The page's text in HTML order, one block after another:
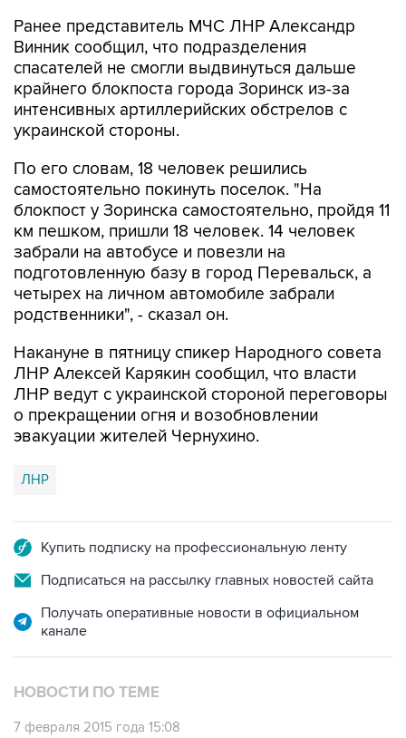
Ранее представитель МЧС ЛНР Александр
Винник сообщил, что подразделения
спасателей не смогли выдвинуться дальше
крайнего блокпоста города Зоринск из-за
интенсивных артиллерийских обстрелов с
украинской стороны.
По его словам, 18 человек решились
самостоятельно покинуть поселок. "На
блокпост у Зоринска самостоятельно, пройдя 11
км пешком, пришли 18 человек. 14 человек
забрали на автобусе и повезли на
подготовленную базу в город Перевальск, а
четырех на личном автомобиле забрали
родственники", - сказал он.
Накануне в пятницу спикер Народного совета
ЛНР Алексей Карякин сообщил, что власти
ЛНР ведут с украинской стороной переговоры
о прекращении огня и возобновлении
эвакуации жителей Чернухино.
ЛНР
Купить подписку на профессиональную ленту
Подписаться на рассылку главных новостей сайта
Получать оперативные новости в официальном
канале
НОВОСТИ ПО ТЕМЕ
7 февраля 2015 года 15:08